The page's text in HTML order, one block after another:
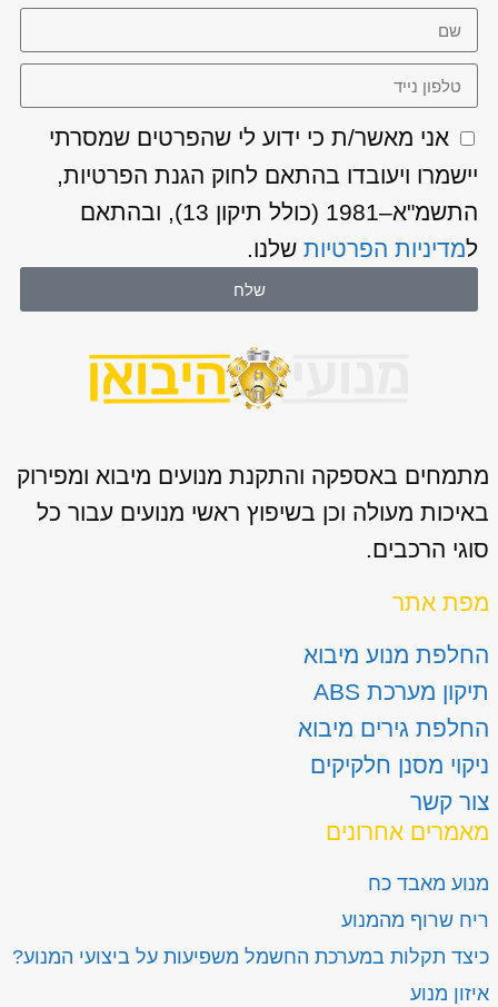
אני מאשר/ת כי ידוע לי שהפרטים שמסרתי
יישמרו ויעובדו בהתאם לחוק הגנת הפרטיות,
התשמ"א–1981 (כולל תיקון 13), ובהתאם
למדיניות הפרטיותשלנו.
שלח
מתמחים באספקה והתקנת מנועים מיבוא ומפירוק
באיכות מעולה וכן בשיפוץ ראשי מנועים עבור כל
סוגי הרכבים.
מפת אתר
החלפת מנוע מיבוא
תיקון מערכת ABS
החלפת גירים מיבוא
ניקוי מסנן חלקיקים
צור קשר
מאמרים אחרונים
מנוע מאבד כח
ריח שרוף מהמנוע
כיצד תקלות במערכת החשמל משפיעות על ביצועי המנוע?
איזון מנוע